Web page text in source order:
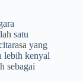
satu
yang
lebih kenyal
sebagai